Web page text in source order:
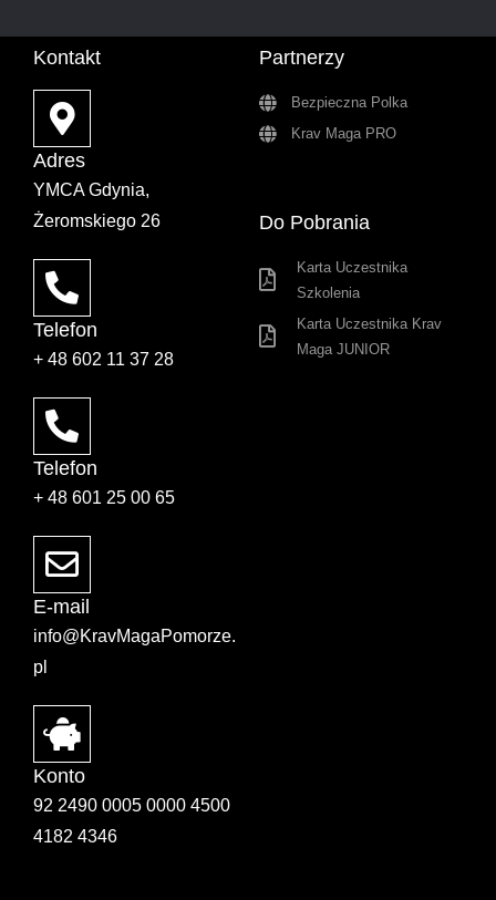
Kontakt
Adres
YMCA Gdynia,
Żeromskiego 26
Telefon
+ 48 602 11 37 28
Telefon
+ 48 601 25 00 65
E-mail
info@KravMagaPomorze.
pl
Konto
92 2490 0005 0000 4500
4182 4346
Partnerzy
Bezpieczna Polka
Krav Maga PRO
Do Pobrania
Karta Uczestnika
Szkolenia
Karta Uczestnika Krav
Maga JUNIOR